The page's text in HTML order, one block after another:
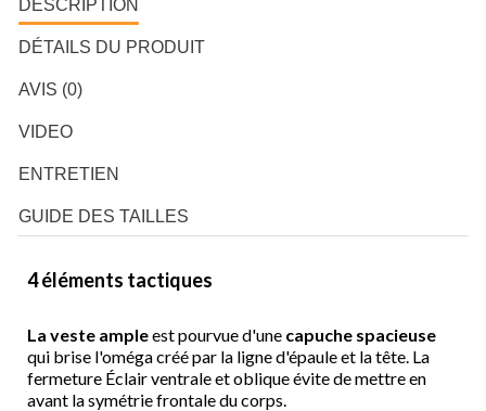
DESCRIPTION
DÉTAILS DU PRODUIT
AVIS (0)
VIDEO
ENTRETIEN
GUIDE DES TAILLES
4 éléments tactiques
La veste ampleest pourvue d'une capuche spacieuse
qui brise l'oméga créé par la ligne d'épaule et la tête. La
fermeture Éclair ventrale et oblique évite de mettre en
avant la symétrie frontale du corps.